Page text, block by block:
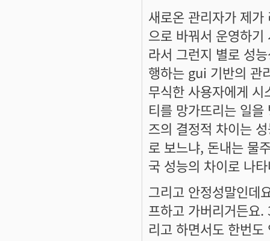
새로온 관리자가 제
으로 바꿔서 운영하
라서 그런지 별로 성
행하는 gui 기반의 관
무식한 사용자에게
티를 망가뜨리는 일
즈의 결정적 차이는
로 보느냐, 돈내는 물
국 성능의 차이로 나
그리고 안정성말인데
프하고 가버리거든요
리고 하면서도 한번